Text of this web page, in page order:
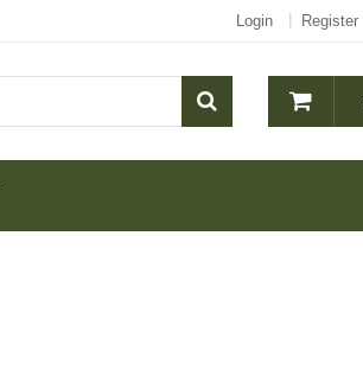
Login Register